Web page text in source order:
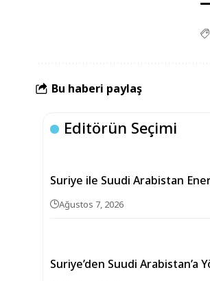
Bu haberi paylaş
Editörün Seçimi
Suriye ile Suudi Arabistan
Ağustos 7, 2026
Suriye’den Suudi Arabistan’a